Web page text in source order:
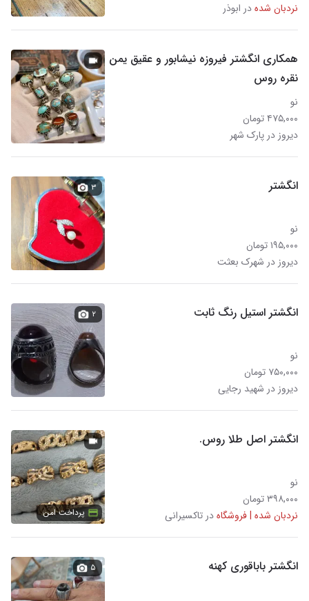
نردبان شدهدر ابوذر
همکاری انگشتر فیروزه نیشابور و عقیق یمن
نقره روس
نو
۴۷۵,۰۰۰ تومان
دیروز در پارک شهر
انگشتر
نو
۱۹۵,۰۰۰ تومان
دیروز در شهرک بعثت
۳
انگشتر استیل رنگ ثابت
نو
۷۵۰,۰۰۰ تومان
دیروز در شهید رجایی
۲
انگشتر اصل طلا روس.
نو
۳۹۸,۰۰۰ تومان
نردبان شده | فروشگاهدر تاکسیرانی پرداخت امن
انگشتر باباقوری کهنه ۵